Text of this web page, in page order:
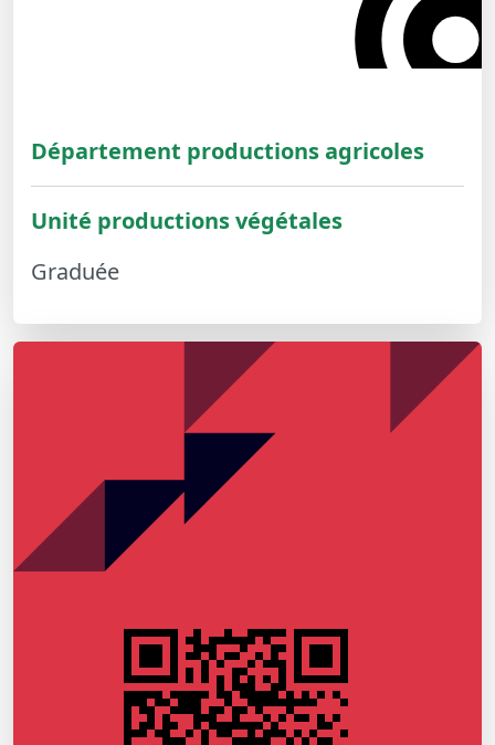
Département productions agricoles
Unité productions végétales
Graduée